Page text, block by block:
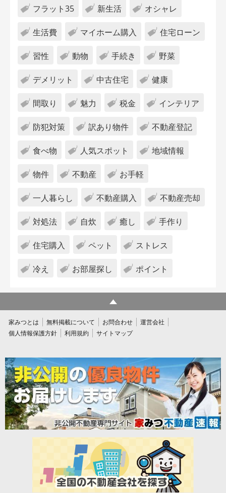
フラット35 新生活 オシャレ
生活費 マイホーム購入 住宅ローン
習性 動物 手続き 野菜
デメリット 中古住宅 健康
間取り 魅力 税金 インテリア
防犯対策 訳あり物件 不動産登記
食べ物 人気スポット 地域情報
物件 不動産 お手軽
一人暮らし 不動産購入 不動産売却
対処法 自炊 癒し 手作り
住宅購入 ペット ストレス
冷え お部屋探し ポイント
家みつとは 無料掲載について お問合わせ
運営会社
個人情報保護方針
利用規約 サイトマップ